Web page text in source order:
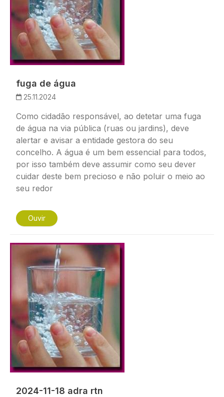
fuga de água
25.11.2024
Como cidadão responsável, ao detetar uma fuga
de água na via pública (ruas ou jardins), deve
alertar e avisar a entidade gestora do seu
concelho. A água é um bem essencial para todos,
por isso também deve assumir como seu dever
cuidar deste bem precioso e não poluir o meio ao
seu redor
Ouvir
Imagem
2024-11-18 adra rtn